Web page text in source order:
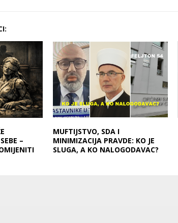
–
MUFTIJSTVO, SDA I
MINIMIZACIJA PRAVDE: KO JE
SLUGA, A KO NALOGODAVAC?